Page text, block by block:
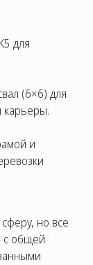
для
(6×6) для
карьеры.
и
но все
с общей